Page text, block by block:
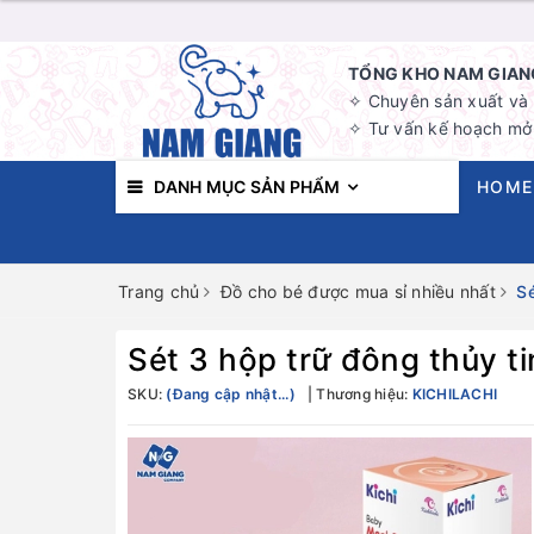
TỔNG KHO NAM
✧ Chuyên sản xuất
✧ Tư vấn kế hoạch
DANH MỤC SẢN PHẨM HOME
Trang chủ Đồ cho bé được mua sỉ nhiều nhất
Sét 3 hộp trữ đông thủy
SKU: (Đang cập nhật...) Thương hiệu: KICHILACHI